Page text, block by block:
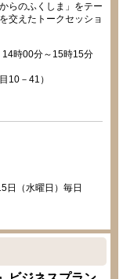
らのふくしま」をテー
交えたトークセッショ
14時00分～15時15分
10－41）
日（水曜日）毎日